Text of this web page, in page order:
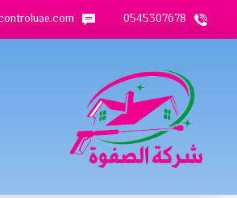
0545307678